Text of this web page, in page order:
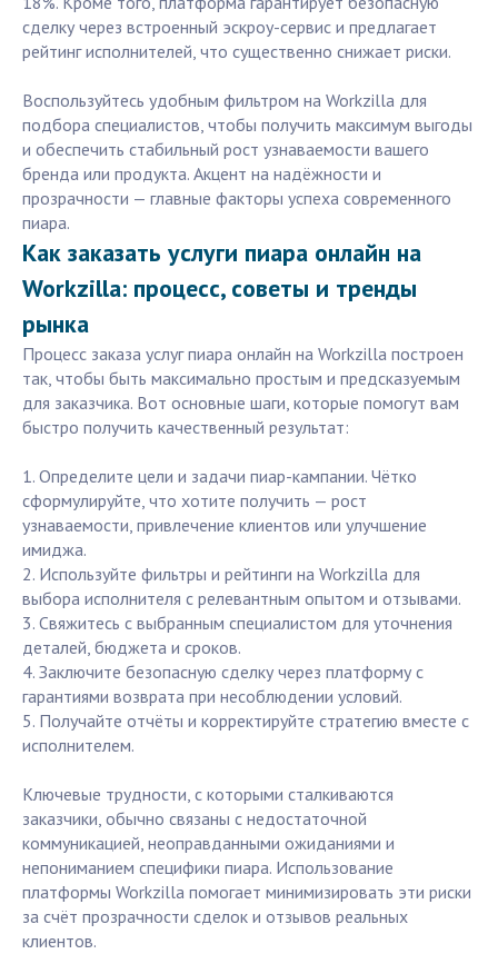
сделку через встроенный эскроу-сервис и предлагает
рейтинг исполнителей, что существенно снижает риски.
Воспользуйтесь удобным фильтром на Workzilla для
подбора специалистов, чтобы получить максимум выгоды
и обеспечить стабильный рост узнаваемости вашего
бренда или продукта. Акцент на надёжности и
прозрачности — главные факторы успеха современного
пиара.
Как заказать услуги пиара онлайн на
Workzilla: процесс, советы и тренды
рынка
Процесс заказа услуг пиара онлайн на Workzilla построен
так, чтобы быть максимально простым и предсказуемым
для заказчика. Вот основные шаги, которые помогут вам
быстро получить качественный результат:
1. Определите цели и задачи пиар-кампании. Чётко
сформулируйте, что хотите получить — рост
узнаваемости, привлечение клиентов или улучшение
имиджа.
2. Используйте фильтры и рейтинги на Workzilla для
выбора исполнителя с релевантным опытом и отзывами.
3. Свяжитесь с выбранным специалистом для уточнения
деталей, бюджета и сроков.
4. Заключите безопасную сделку через платформу с
гарантиями возврата при несоблюдении условий.
5. Получайте отчёты и корректируйте стратегию вместе с
исполнителем.
Ключевые трудности, с которыми сталкиваются
заказчики, обычно связаны с недостаточной
коммуникацией, неоправданными ожиданиями и
непониманием специфики пиара. Использование
платформы Workzilla помогает минимизировать эти риски
за счёт прозрачности сделок и отзывов реальных
клиентов.